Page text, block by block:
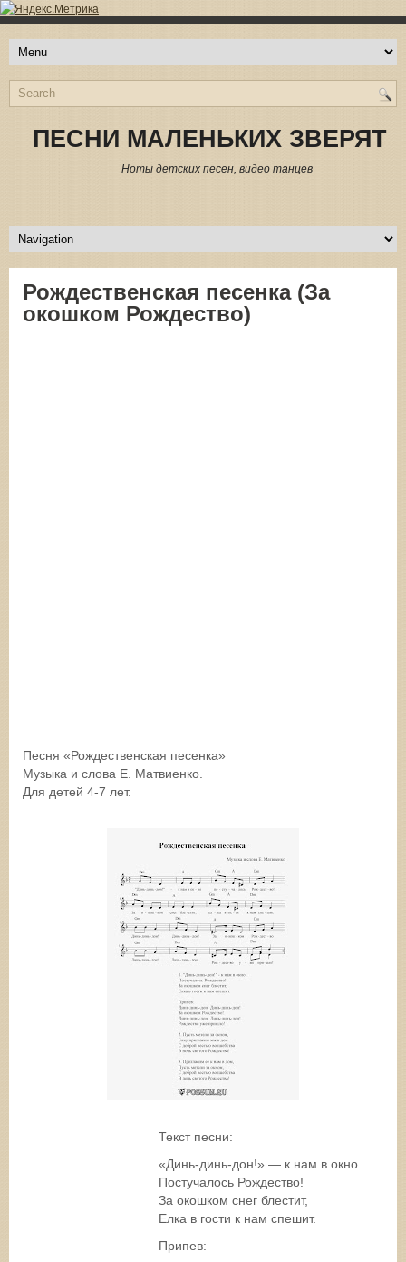
ПЕСНИ МАЛЕНЬКИХ ЗВЕРЯТ
Ноты детских песен, видео танцев
Рождественская песенка (За
окошком Рождество)
Песня «Рождественская песенка»
Музыка и слова Е. Матвиенко.
Для детей 4-7 лет.
Текст песни:
«Динь-динь-дон!» — к нам в окно
Постучалось Рождество!
За окошком снег блестит,
Елка в гости к нам спешит.
Припев: